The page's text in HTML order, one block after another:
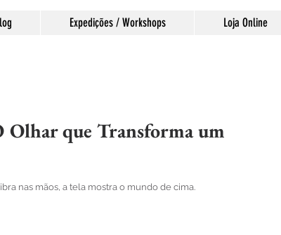
Expedições / Workshops Loja Online
que Transforma um
nas mãos, a tela mostra o mundo de cima.